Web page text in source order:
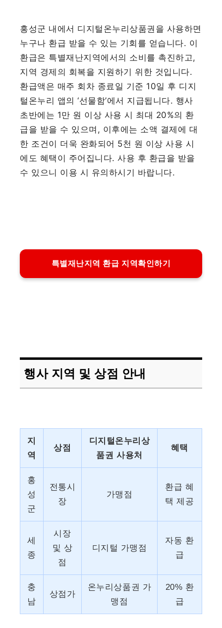
홍성군 내에서 디지털온누리상품권을 사용하면
누구나 환급 받을 수 있는 기회를 얻습니다. 이
환급은 특별재난지역에서의 소비를 촉진하고,
지역 경제의 회복을 지원하기 위한 것입니다.
환급액은 매주 회차 종료일 기준 10일 후 디지
털온누리 앱의 ‘선물함’에서 지급됩니다. 행사
초반에는 1만 원 이상 사용 시 최대 20%의 환
급을 받을 수 있으며, 이후에는 소액 결제에 대
한 조건이 더욱 완화되어 5천 원 이상 사용 시
에도 혜택이 주어집니다. 사용 후 환급을 받을
수 있으니 이용 시 유의하시기 바랍니다.
특별재난지역 환급 지역확인하기
행사 지역 및 상점 안내
지
역
상점
디지털온누리상
품권 사용처
혜택
홍
성
군
전통시
장
가맹점
환급 혜
택 제공
세
종
시장
및 상
점
디지털 가맹점
자동 환
급
충
남
상점가
온누리상품권 가
맹점
20% 환
급